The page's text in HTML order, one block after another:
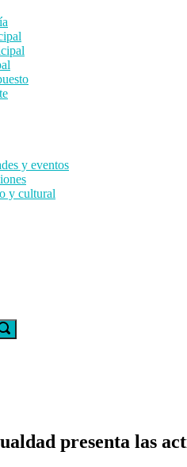
y eventos
y cultural
presenta las